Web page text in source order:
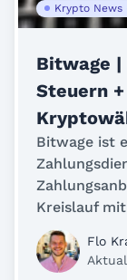
Krypto
Bitwage |
Steuern
Bitwage ist
Kreislauf
Flo